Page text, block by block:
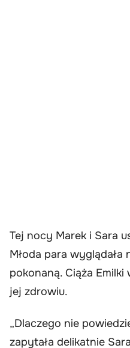
Tej nocy Marek i Sara
Młoda para wyglądała
pokonaną. Ciąża Emilki
jej zdrowiu.
„Dlaczego nie
zapytała delikatnie